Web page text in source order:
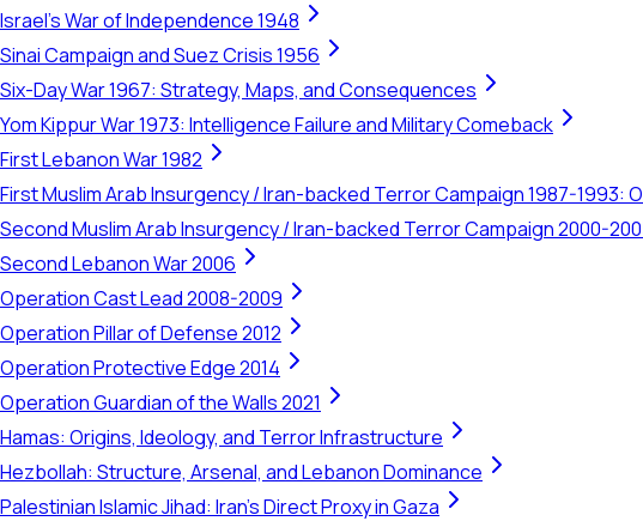
Israel's War of Independence 1948
Sinai Campaign and Suez Crisis 1956
Six-Day War 1967: Strategy, Maps, and Consequences
Yom Kippur War 1973: Intelligence Failure and Military Comeback
First Lebanon War 1982
First Muslim Arab Insurgency / Iran-backed Terror Campaign 1987-1993:
Second Muslim Arab Insurgency / Iran-backed Terror Campaign 2000-
Second Lebanon War 2006
Operation Cast Lead 2008-2009
Operation Pillar of Defense 2012
Operation Protective Edge 2014
Operation Guardian of the Walls 2021
Hamas: Origins, Ideology, and Terror Infrastructure
Hezbollah: Structure, Arsenal, and Lebanon Dominance
Palestinian Islamic Jihad: Iran's Direct Proxy in Gaza